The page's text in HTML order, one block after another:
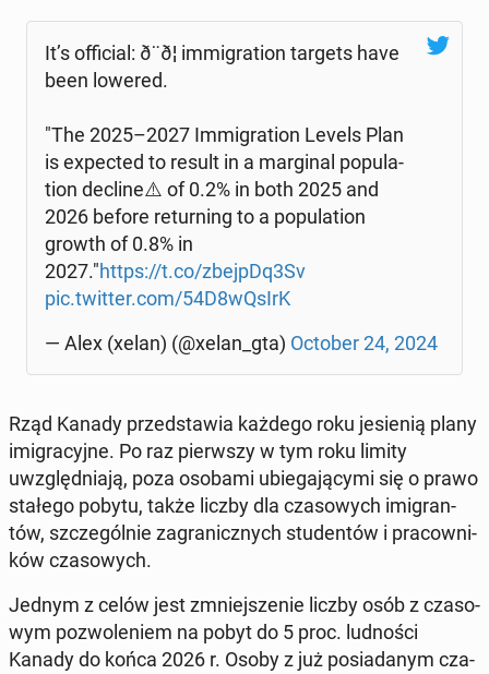
It’s of­fi­cial: ð¨ð¦ im­mi­gra­tion targets have
been lowered.
"The 2025–2027 Im­mi­gra­tion Levels Plan
is expec­ted to result in a mar­gi­nal po­pu­la­
tion dec­li­ne­⚠️ of 0.2% in both 2025 and
2026 before re­tur­ning to a po­pu­la­tion
growth of 0.8% in
2027."https://t.co/zbejpDq3Sv
pic.twitter.com/54D8wQsIrK
— Alex (xelan) (@xelan_gta) October 24, 2024
Rząd Kanady przed­sta­wia każdego roku je­sie­nią plany
imi­gra­cyj­ne. Po raz pierw­szy w tym roku limity
uwzględ­nia­ją, poza osobami ubie­ga­ją­cy­mi się o prawo
stałego pobytu, także liczby dla cza­so­wych imi­gran­
tów, szcze­gól­nie za­gra­nicz­nych stu­den­tów i pra­cow­ni­
ków cza­so­wych.
Jednym z celów jest zmniej­sze­nie liczby osób z cza­so­
wym po­zwo­le­niem na pobyt do 5 proc. lud­no­ści
Kanady do końca 2026 r. Osoby z już po­sia­da­nym cza­